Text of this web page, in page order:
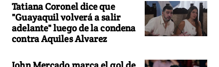
Tatiana Coronel dice que
"Guayaquil volverá a salir
adelante" luego de la condena
contra Aquiles Alvarez